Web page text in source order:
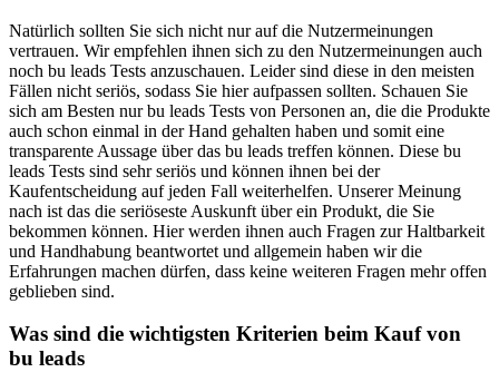
Natürlich sollten Sie sich nicht nur auf die Nutzermeinungen
vertrauen. Wir empfehlen ihnen sich zu den Nutzermeinungen auch
noch bu leads Tests anzuschauen. Leider sind diese in den meisten
Fällen nicht seriös, sodass Sie hier aufpassen sollten. Schauen Sie
sich am Besten nur bu leads Tests von Personen an, die die Produkte
auch schon einmal in der Hand gehalten haben und somit eine
transparente Aussage über das bu leads treffen können. Diese bu
leads Tests sind sehr seriös und können ihnen bei der
Kaufentscheidung auf jeden Fall weiterhelfen. Unserer Meinung
nach ist das die seriöseste Auskunft über ein Produkt, die Sie
bekommen können. Hier werden ihnen auch Fragen zur Haltbarkeit
und Handhabung beantwortet und allgemein haben wir die
Erfahrungen machen dürfen, dass keine weiteren Fragen mehr offen
geblieben sind.
Was sind die wichtigsten Kriterien beim Kauf von
bu leads